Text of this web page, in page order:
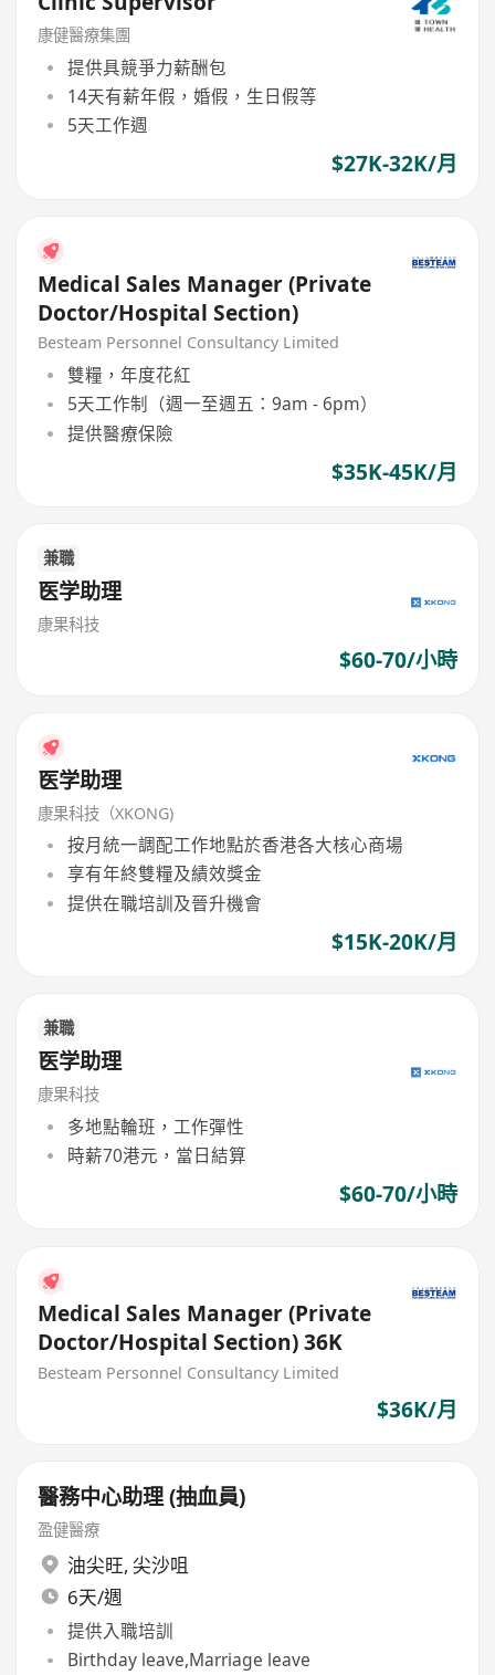
康健醫療集團
提供具競爭力薪酬包
14天有薪年假，婚假，生日假等
5天工作週
$27K-32K/月
Medical Sales Manager (Private
Doctor/Hospital Section)
Besteam Personnel Consultancy Limited
雙糧，年度花紅
5天工作制（週一至週五：9am - 6pm）
提供醫療保險
$35K-45K/月
兼職
医学助理
康果科技
$60-70/小時
医学助理
康果科技（XKONG)
按月統一調配工作地點於香港各大核心商場
享有年終雙糧及績效獎金
提供在職培訓及晉升機會
$15K-20K/月
兼職
医学助理
康果科技
多地點輪班，工作彈性
時薪70港元，當日結算
$60-70/小時
Medical Sales Manager (Private
Doctor/Hospital Section) 36K
Besteam Personnel Consultancy Limited
$36K/月
醫務中心助理 (抽血員)
盈健醫療
油尖旺, 尖沙咀
6天/週
提供入職培訓
Birthday leave,Marriage leave